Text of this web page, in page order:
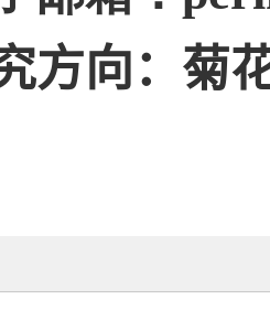
方向： 菊